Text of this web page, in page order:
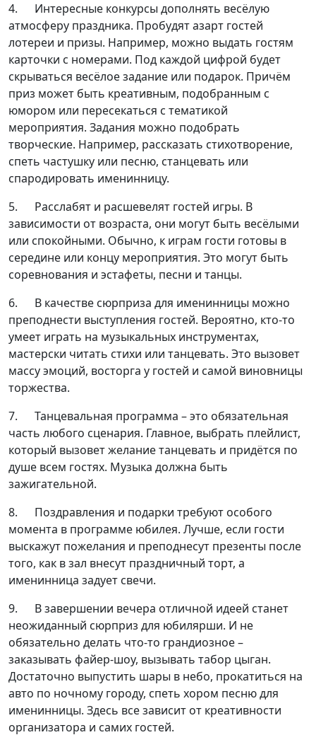
4. Интересные конкурсы дополнять весёлую
атмосферу праздника. Пробудят азарт гостей
лотереи и призы. Например, можно выдать гостям
карточки с номерами. Под каждой цифрой будет
скрываться весёлое задание или подарок. Причём
приз может быть креативным, подобранным с
юмором или пересекаться с тематикой
мероприятия. Задания можно подобрать
творческие. Например, рассказать стихотворение,
спеть частушку или песню, станцевать или
спародировать именинницу.
5. Расслабят и расшевелят гостей игры. В
зависимости от возраста, они могут быть весёлыми
или спокойными. Обычно, к играм гости готовы в
середине или концу мероприятия. Это могут быть
соревнования и эстафеты, песни и танцы.
6. В качестве сюрприза для именинницы можно
преподнести выступления гостей. Вероятно, кто-то
умеет играть на музыкальных инструментах,
мастерски читать стихи или танцевать. Это вызовет
массу эмоций, восторга у гостей и самой виновницы
торжества.
7. Танцевальная программа – это обязательная
часть любого сценария. Главное, выбрать плейлист,
который вызовет желание танцевать и придётся по
душе всем гостях. Музыка должна быть
зажигательной.
8. Поздравления и подарки требуют особого
момента в программе юбилея. Лучше, если гости
выскажут пожелания и преподнесут презенты после
того, как в зал внесут праздничный торт, а
именинница задует свечи.
9. В завершении вечера отличной идеей станет
неожиданный сюрприз для юбилярши. И не
обязательно делать что-то грандиозное –
заказывать файер-шоу, вызывать табор цыган.
Достаточно выпустить шары в небо, прокатиться на
авто по ночному городу, спеть хором песню для
именинницы. Здесь все зависит от креативности
организатора и самих гостей.